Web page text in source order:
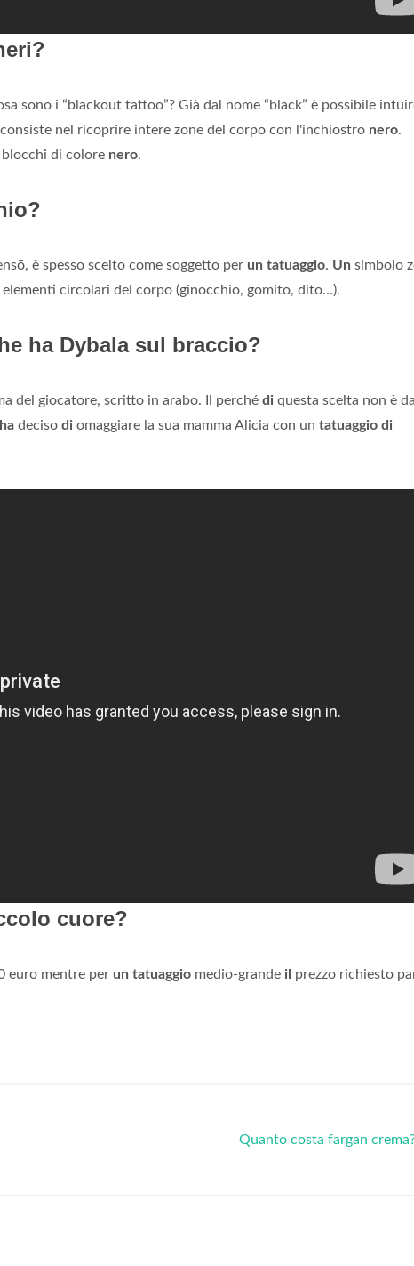
sono i “blackout tattoo”? Già dal nome “black” è possibile
nel ricoprire intere zone del corpo con l'inchiostro nero.
di colore nero.
è spesso scelto come soggetto per un tatuaggio. Un simbolo
elementi circolari del corpo (ginocchio, gomito, dito…).
ha Dybala sul braccio?
del giocatore, scritto in arabo. Il perché di questa scelta non è
ha deciso di omaggiare la sua mamma Alicia con un tatuaggio di
cuore?
euro mentre per un tatuaggio medio-grande il prezzo richiesto
Quanto costa fargan